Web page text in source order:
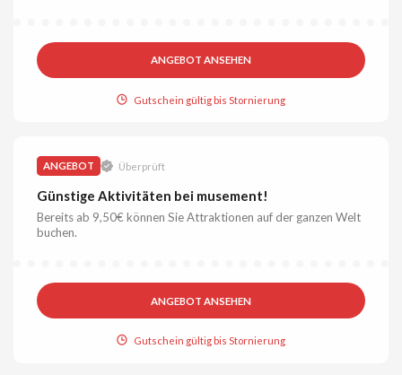
ANGEBOT ANSEHEN
Gutschein gültig bis Stornierung
ANGEBOT Überprüft
Günstige Aktivitäten bei musement!
Bereits ab 9,50€ können Sie Attraktionen auf der ganzen Welt
buchen.
ANGEBOT ANSEHEN
Gutschein gültig bis Stornierung